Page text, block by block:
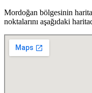
Mordoğan bölgesinin
noktalarını aşağıdaki